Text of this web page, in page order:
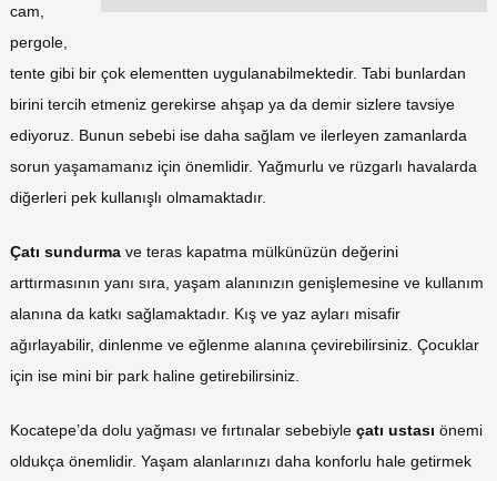
cam,
pergole,
tente gibi bir çok elementten uygulanabilmektedir. Tabi bunlardan
birini tercih etmeniz gerekirse ahşap ya da demir sizlere tavsiye
ediyoruz. Bunun sebebi ise daha sağlam ve ilerleyen zamanlarda
sorun yaşamamanız için önemlidir. Yağmurlu ve rüzgarlı havalarda
diğerleri pek kullanışlı olmamaktadır.
Çatı sundurma ve teras kapatma mülkünüzün değerini
arttırmasının yanı sıra, yaşam alanınızın genişlemesine ve kullanım
alanına da katkı sağlamaktadır. Kış ve yaz ayları misafir
ağırlayabilir, dinlenme ve eğlenme alanına çevirebilirsiniz. Çocuklar
için ise mini bir park haline getirebilirsiniz.
Kocatepe’da dolu yağması ve fırtınalar sebebiyle çatı ustası önemi
oldukça önemlidir. Yaşam alanlarınızı daha konforlu hale getirmek